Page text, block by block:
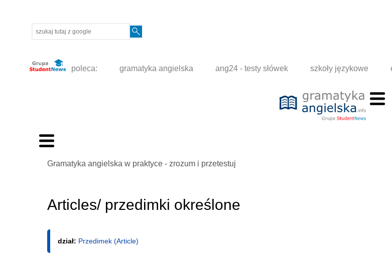
poleca: gramatyka angielska ang24 - testy słówek szkoły językowe
Gramatyka angielska w praktyce - zrozum i przetestuj
Articles/ przedimki określone
dział: Przedimek (Article)